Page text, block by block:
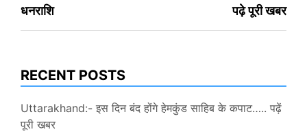
धनराशि
पढ़े पूरी खबर
RECENT POSTS
Uttarakhand:- इस दिन बंद होंगे हेमकुंड साहिब के कपाट….. पढ़ें
पूरी खबर